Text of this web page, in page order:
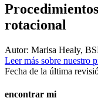
rotacional
Autor: Marisa Healy,
Leer más sobre nuestro
Fecha de la última
encontrar mi